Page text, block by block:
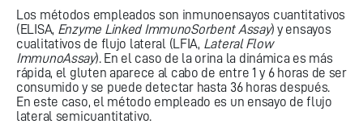
Los métodos empleados son inmunoensayos cuantitativos
(ELISA, Enzyme Linked ImmunoSorbent Assay) y ensayos
cualitativos de flujo lateral (LFIA, Lateral Flow
ImmunoAssay). En el caso de la orina la dinámica es más
rápida, el gluten aparece al cabo de entre 1 y 6 horas de ser
consumido y se puede detectar hasta 36 horas después.
En este caso, el método empleado es un ensayo de flujo
lateral semicuantitativo.